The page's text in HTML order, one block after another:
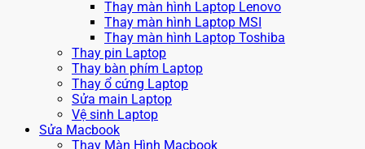
Thay màn hình Laptop Lenovo
Thay màn hình Laptop MSI
Thay màn hình Laptop Toshiba
Thay pin Laptop
Thay bàn phím Laptop
Thay ổ cứng Laptop
Sửa main Laptop
Vệ sinh Laptop
Sửa Macbook
Thay Màn Hình Macbook